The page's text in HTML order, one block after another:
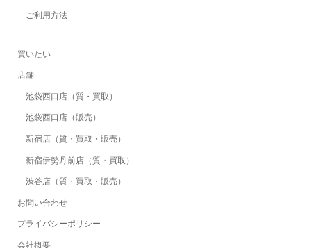
ご利用方法
買いたい
店舗
池袋西口店（質・買取）
池袋西口店（販売）
新宿店（質・買取・販売）
新宿伊勢丹前店（質・買取）
渋谷店（質・買取・販売）
お問い合わせ
プライバシーポリシー
会社概要